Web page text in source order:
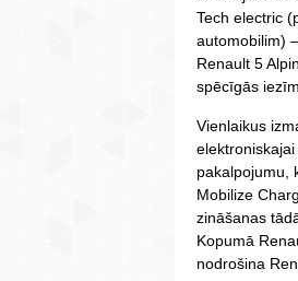
Tech electric
automobilim)
Renault 5
spēcīgās
Vienlaikus
pakalpojumu,
Mobilize
zināšanas
Kopumā
nodrošina